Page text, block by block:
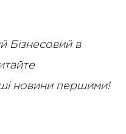
Бізнесовий в
новини першими!